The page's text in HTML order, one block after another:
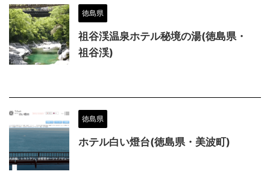
徳島県
祖谷渓温泉ホテル秘境の湯(徳島県・
祖谷渓)
徳島県
ホテル白い燈台(徳島県・美波町)